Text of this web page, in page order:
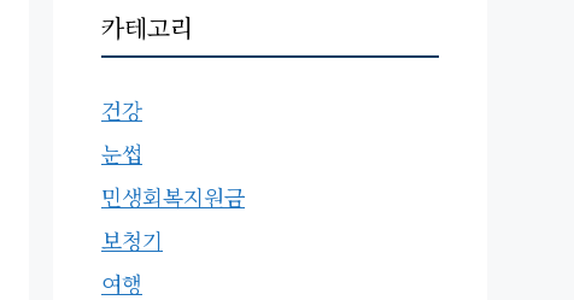
카테고리
건강
눈썹
민생회복지원금
보청기
여행